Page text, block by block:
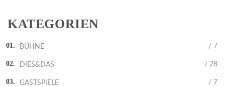
KATEGORIEN
BÜHNE / 7
DIES&DAS / 28
GASTSPIELE / 7